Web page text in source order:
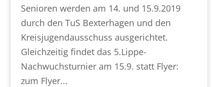
Senioren werden am 14. und 15.9.2019
durch den TuS Bexterhagen und den
Kreisjugendausschuss ausgerichtet.
Gleichzeitig findet das 5.Lippe-
Nachwuchsturnier am 15.9. statt Flyer:
zum Flyer...